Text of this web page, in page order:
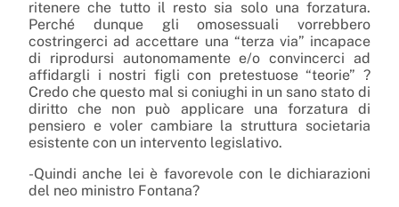
ritenere che tutto il resto sia solo una forzatura.
Perché dunque gli omosessuali vorrebbero
costringerci ad accettare una “terza via” incapace
di riprodursi autonomamente e/o convincerci ad
affidargli i nostri figli con pretestuose “teorie” ?
Credo che questo mal si coniughi in un sano stato di
diritto che non può applicare una forzatura di
pensiero e voler cambiare la struttura societaria
esistente con un intervento legislativo.
-Quindi anche lei è favorevole con le dichiarazioni
del neo ministro Fontana?